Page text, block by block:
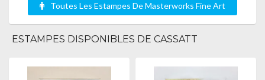
Toutes Les Estampes De Masterworks Fine Art
ESTAMPES DISPONIBLES DE CASSATT